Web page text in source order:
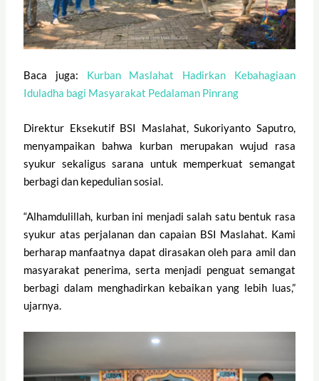
Baca juga: Kurban Maslahat Hadirkan Kebahagiaan
Iduladha bagi Masyarakat Pedalaman Pinrang
Direktur Eksekutif BSI Maslahat, Sukoriyanto Saputro,
menyampaikan bahwa kurban merupakan wujud rasa
syukur sekaligus sarana untuk memperkuat semangat
berbagi dan kepedulian sosial.
“Alhamdulillah, kurban ini menjadi salah satu bentuk rasa
syukur atas perjalanan dan capaian BSI Maslahat. Kami
berharap manfaatnya dapat dirasakan oleh para amil dan
masyarakat penerima, serta menjadi penguat semangat
berbagi dalam menghadirkan kebaikan yang lebih luas,”
ujarnya.